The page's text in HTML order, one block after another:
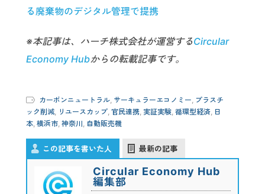
る廃棄物のデジタル管理で提携
※本記事は、ハーチ株式会社が運営するCircular
Economy Hubからの転載記事です。
カーボンニュートラル, サーキュラーエコノミー, プラスチ
ック削減, リユースカップ, 官民連携, 実証実験, 循環型経済, 日
本, 横浜市, 神奈川, 自動販売機
この記事を書いた人 最新の記事
Circular Economy Hub
編集部